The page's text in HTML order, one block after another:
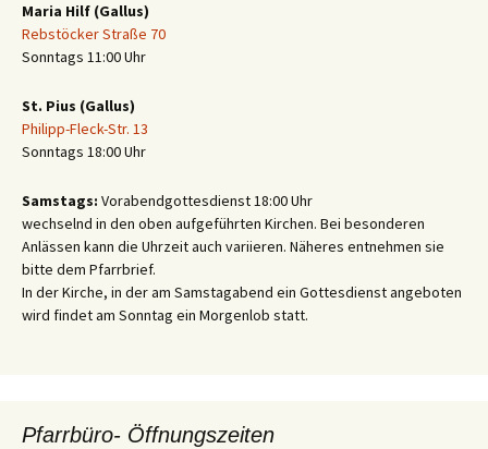
Maria Hilf (Gallus)
Rebstöcker Straße 70
Sonntags 11:00 Uhr
St. Pius (Gallus)
Philipp-Fleck-Str. 13
Sonntags 18:00 Uhr
Samstags: Vorabendgottesdienst 18:00 Uhr
wechselnd in den oben aufgeführten Kirchen. Bei besonderen
Anlässen kann die Uhrzeit auch variieren. Näheres entnehmen sie
bitte dem Pfarrbrief.
In der Kirche, in der am Samstagabend ein Gottesdienst angeboten
wird findet am Sonntag ein Morgenlob statt.
Pfarrbüro- Öffnungszeiten